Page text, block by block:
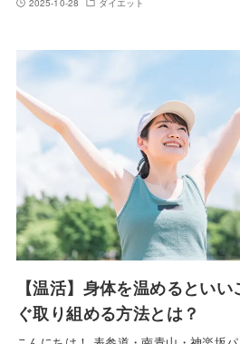
【温活】身体を温めるとい
ぐ取り組める方法とは？